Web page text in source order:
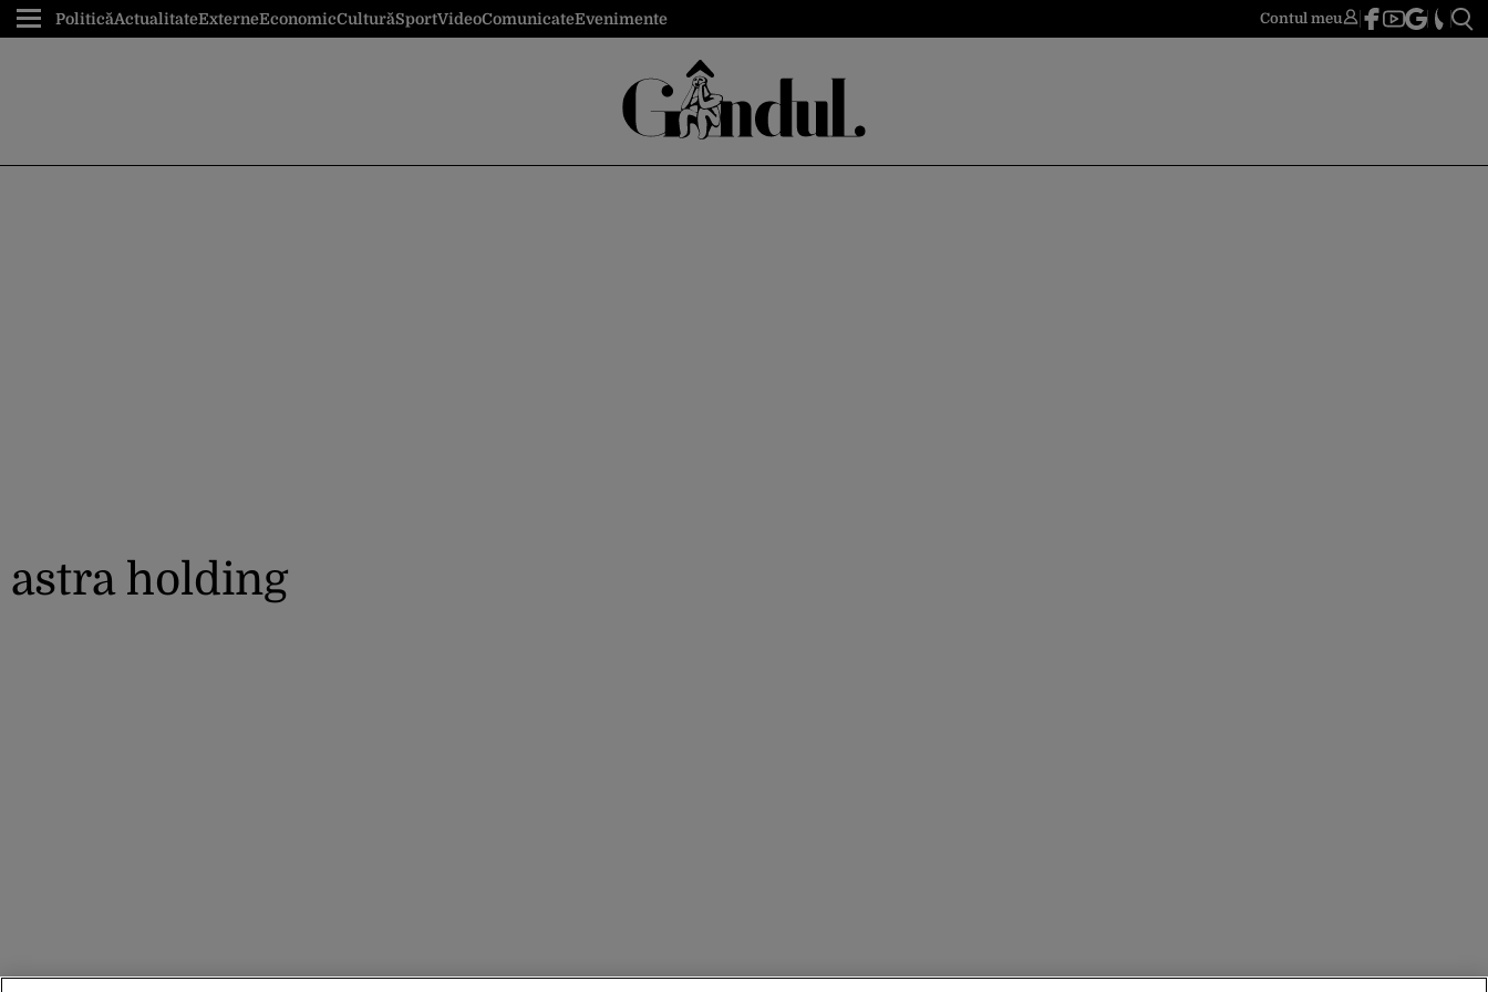
PoliticăActualitateExterneEconomicCulturăSportVideoComunicateEvenimente Contul meu
astra holding